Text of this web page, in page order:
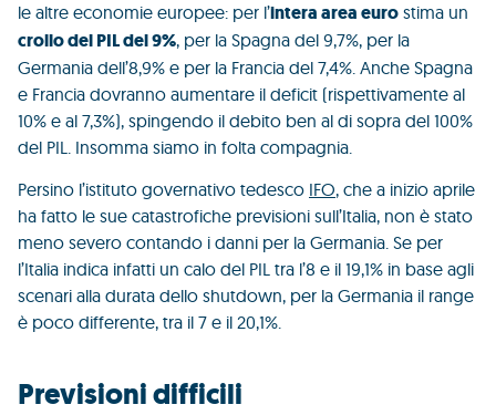
le altre economie europee: per l’intera area euro stima un
crollo del PIL del 9%, per la Spagna del 9,7%, per la
Germania dell’8,9% e per la Francia del 7,4%. Anche Spagna
e Francia dovranno aumentare il deficit (rispettivamente al
10% e al 7,3%), spingendo il debito ben al di sopra del 100%
del PIL. Insomma siamo in folta compagnia.
Persino l’istituto governativo tedesco IFO, che a inizio aprile
ha fatto le sue catastrofiche previsioni sull’Italia, non è stato
meno severo contando i danni per la Germania. Se per
l’Italia indica infatti un calo del PIL tra l’8 e il 19,1% in base agli
scenari alla durata dello shutdown, per la Germania il range
è poco differente, tra il 7 e il 20,1%.
Previsioni difficili